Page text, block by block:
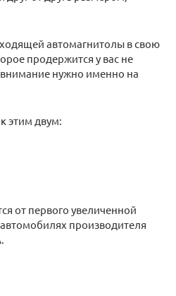
автомагнитолы в свою
продержится у вас не
нужно именно на
этим двум:
от первого увеличенной
производителя